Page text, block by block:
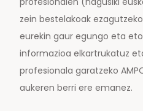
zein bestelakoak
eurekin gaur egungo eta
informazioa elkartrukatuz
profesionala garatzeko
aukeren berri ere emanez.